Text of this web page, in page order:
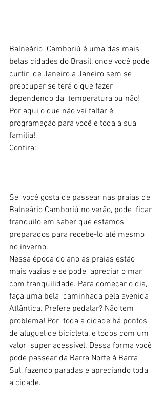
Balneário  Camboriú é uma das mais
belas cidades do Brasil, onde você pode
curtir  de Janeiro a Janeiro sem se
preocupar se terá o que fazer
dependendo da  temperatura ou não!
Por aqui o que não vai faltar é
programação para você e toda a sua
família!
Confira:
Se  você gosta de passear nas praias de
Balneário Camboriú no verão, pode  ficar
tranquilo em saber que estamos
preparados para recebe-lo até mesmo
no inverno.
Nessa época do ano as praias estão
mais vazias e se pode  apreciar o mar
com tranquilidade. Para começar o dia,
faça uma bela  caminhada pela avenida
Atlântica. Prefere pedalar? Não tem
problema! Por  toda a cidade há pontos
de aluguel de bicicleta, e todos com um
valor  super acessível. Dessa forma você
pode passear da Barra Norte à Barra
Sul, fazendo paradas e apreciando toda
a cidade.